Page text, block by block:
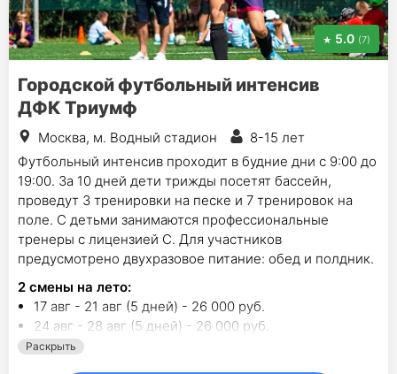
5.0 (7)
Городской футбольный интенсив
ДФК Триумф
Москва, м. Водный стадион
8-15 лет
Футбольный интенсив проходит в будние дни с 9:00 до
19:00. За 10 дней дети трижды посетят бассейн,
проведут 3 тренировки на песке и 7 тренировок на
поле. С детьми занимаются профессиональные
тренеры с лицензией С. Для участников
предусмотрено двухразовое питание: обед и полдник.
2 смены на лето:
17 авг - 21 авг (5 дней) - 26 000 руб.
24 авг - 28 авг (5 дней) - 26 000 руб.
Раскрыть